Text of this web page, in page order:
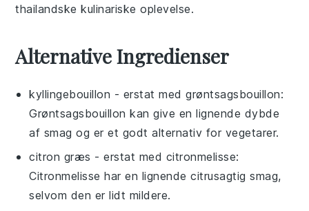
thailandske kulinariske oplevelse.
Alternative Ingredienser
kyllingebouillon - erstat medgrøntsagsbouillon:
Grøntsagsbouillon kan give en lignende dybde
af smag og er et godt alternativ for vegetarer.
citron græs - erstat med citronmelisse:
Citronmelisse har en lignende citrusagtig smag,
selvom den er lidt mildere.